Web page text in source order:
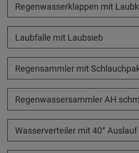
Regenwasserklappen mit
Laubfalle mit Laubsieb
Regensammler mit
Regenwassersammler AH
Wasserverteiler mit 40° Auslauf